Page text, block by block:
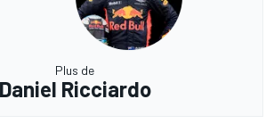
Plus de
Daniel Ricciardo